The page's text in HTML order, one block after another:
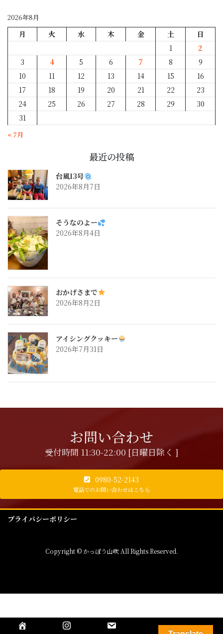
2026年8月
月 火 水 木 金 土
日
1
2
3
4 5 6 7 8
9
10
11 12 13 14 15
16
17
18 19 20 21 22
23
24
25 26 27 28 29
30
31
« 7月
最近の投稿
台風13号
2026年8月7日
そうなのよー
2026年8月4日
おかげさまで
2026年8月2日
アイシングクッキー
2026年7月31日
お問い合わせ
受付時間 11:30-22:00 [日曜日除く ]
0980-52-2143
電話でのお問い合わせはこちら
プライバシーポリシー
Copyright © かっぽう山吹 All Rights Reserved.